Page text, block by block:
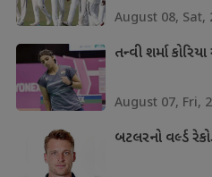
August 08, Sat,
તન્વી શર્મા
August 07, Fri,
બટલરનો વર્લ્ડ